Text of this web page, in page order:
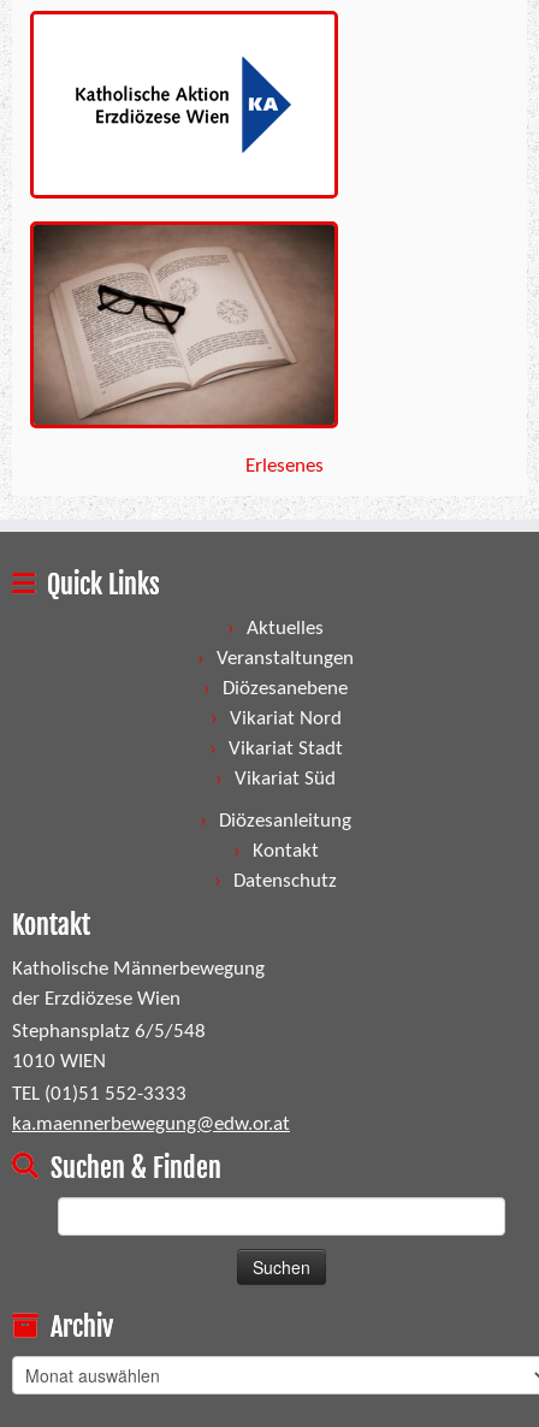
Erlesenes
Quick Links
Aktuelles
Veranstaltungen
Diözesanebene
Vikariat Nord
Vikariat Stadt
Vikariat Süd
Diözesanleitung
Kontakt
Datenschutz
Kontakt
Katholische Männerbewegung
der Erzdiözese Wien
Stephansplatz 6/5/548
1010 WIEN
TEL (01)51 552-3333
ka.maennerbewegung@edw.or.at
Suchen & Finden
Archiv
Archiv